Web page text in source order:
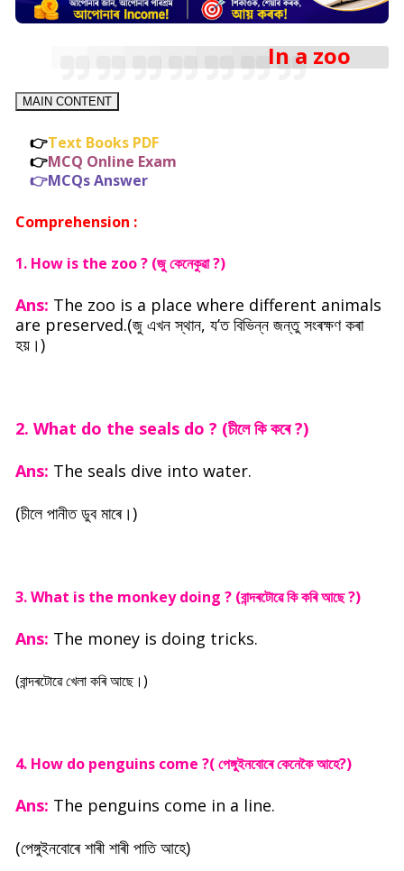
In a zoo
MAIN CONTENT
👉Text Books PDF
👉MCQ Online Exam
👉MCQs Answer
Comprehension :
1. How is the zoo ? (জু কেনেকুৱা ?)
Ans: The zoo is a place where different animals
are preserved.(জু এখন স্থান, য’ত বিভিন্ন জন্তু সংৰক্ষণ কৰা
হয়।)
2. What do the seals do ? (চীলে কি কৰে ?)
Ans: The seals dive into water.
(চীলে পানীত ডুব মাৰে।)
3. What is the monkey doing ? (বান্দৰটোৱে কি কৰি আছে ?)
Ans: The money is doing tricks.
(বান্দৰটোৱে খেলা কৰি আছে।)
4. How do penguins come ?( পেঙ্গুইনবোৰে কেনেকৈ আহে?)
Ans: The penguins come in a line.
(পেঙ্গুইনবোৰে শাৰী শাৰী পাতি আহে)